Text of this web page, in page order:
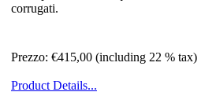
corrugati.
Prezzo: €415,00 (including 22 % tax)
Product Details...